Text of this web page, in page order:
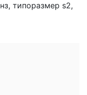
типоразмер s2,